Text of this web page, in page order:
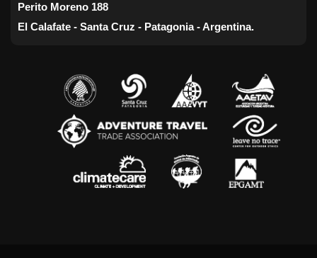
Perito Moreno 188
El Calafate - Santa Cruz - Patagonia - Argentina.